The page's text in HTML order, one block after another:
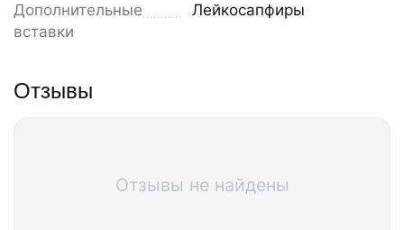
Дополнительные
вставки
Лейкосапфиры
Отзывы
Отзывы не найдены